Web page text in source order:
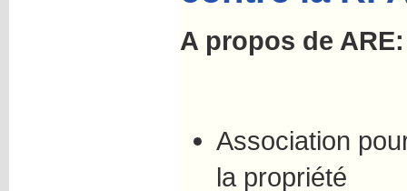
A propos de ARE:
Association
la propriété